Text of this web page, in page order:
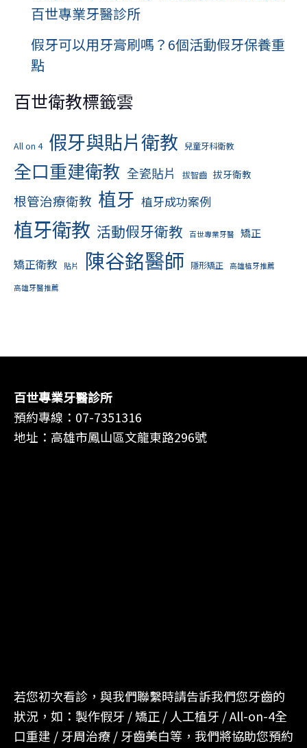
百世專業牙醫診所
假牙可以用牙膏刷嗎？6個活動假牙保養重
點
百世衛教標籤雲
All on 4 假牙與貼片衛教 兒童牙科衛教
全口重建衛教 全瓷貼片 拔智齒 拔牙衛教
根管治療衛教 植牙 植牙成功案例
植牙衛教 活動假牙衛教 百世專業牙醫 矯正
矯正衛教 貼片 陳谷銘醫師 隱形矯正 高雄植牙推薦
高雄牙醫推薦
百世專業牙醫診所
預約專線： 07-7351316
地址：高雄市鳳山區文龍東路296號
若您初次看診，與我們聯繫時請告訴我們您牙齒的
狀況，如：製作假牙 / 矯正 / 人工植牙 / All-on-4全
口重建 / 牙周治療 / 牙齒美白等，我們將協助您預約